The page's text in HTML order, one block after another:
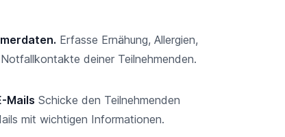
Erfasse Ernähung, Allergien,
deiner Teilnehmenden.
Mails Schicke den Teilnehmenden
mit wichtigen Informationen.